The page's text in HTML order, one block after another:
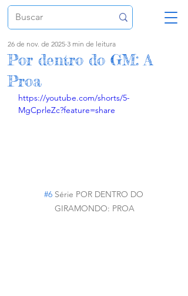
Por dentro do GM: A
Proa
26 de nov. de 2025 3 min de leitura
https://youtube.com/shorts/5-
MgCprleZc?feature=share
#6 Série POR DENTRO DO
GIRAMONDO: PROA